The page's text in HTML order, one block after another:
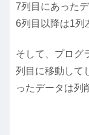
7列目にあった
6列目以降は1列
そして、プログ
列目に移動して
ったデータは列